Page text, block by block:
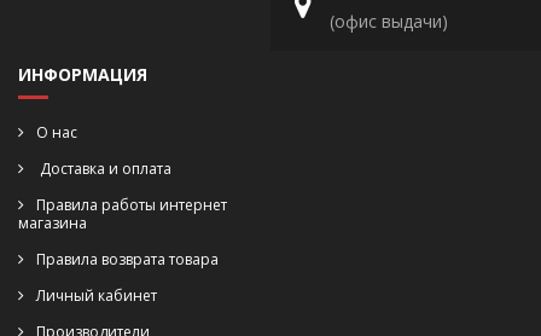
(офис выдачи)
ИНФОРМАЦИЯ
О нас
Доставка и оплата
Правила работы интернет
магазина
Правила возврата товара
Личный кабинет
Производители